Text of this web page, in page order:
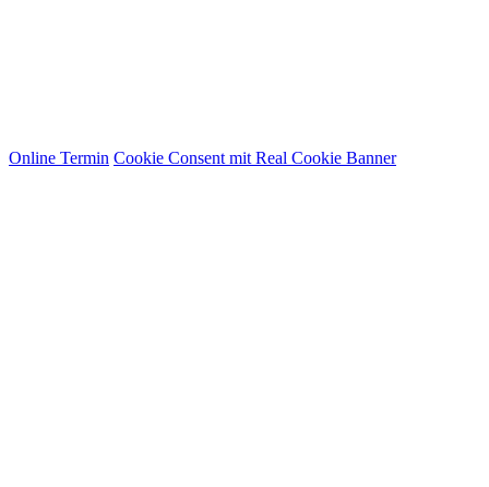
Online Termin Cookie Consent mit Real Cookie Banner